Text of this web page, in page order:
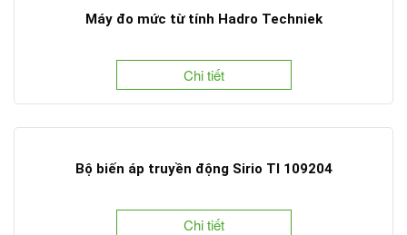
Máy đo mức từ tính Hadro Techniek
Chi tiết
Bộ biến áp truyền động Sirio TI 109204
Chi tiết